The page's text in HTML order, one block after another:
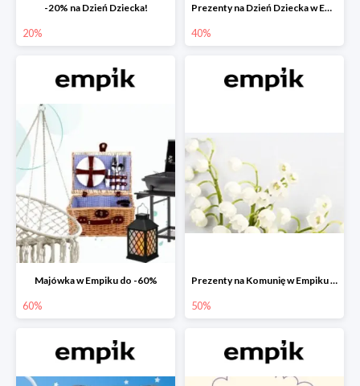
-20% na Dzień Dziecka!
20%
Prezenty na Dzień Dziecka w Empiku do -40%
40%
Majówka w Empiku do -60%
60%
Prezenty na Komunię w Empiku do -50%
50%